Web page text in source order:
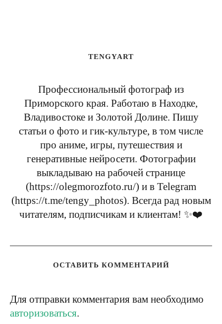
TENGYART
Профессиональный фотограф из
Приморского края. Работаю в Находке,
Владивостоке и Золотой Долине. Пишу
статьи о фото и гик-культуре, в том числе
про аниме, игры, путешествия и
генеративные нейросети. Фотографии
выкладываю на рабочей странице
(https://olegmorozfoto.ru/) и в Telegram
(https://t.me/tengy_photos). Всегда рад новым
читателям, подписчикам и клиентам! ✨❤️
ОСТАВИТЬ КОММЕНТАРИЙ
Для отправки комментария вам необходимо
авторизоваться.